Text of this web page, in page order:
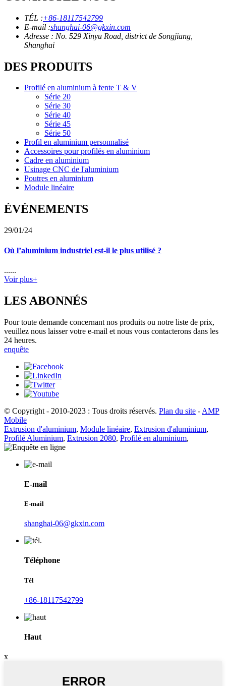
TÉL :+86-18117542799
E-mail :shanghai-06@gkxin.com
Adresse : No. 529 Xinyu Road, district de Songjiang,
Shanghai
DES PRODUITS
Profilé en aluminium à fente T & V
Série 20
Série 30
Série 40
Série 45
Série 50
Profil en aluminium personnalisé
Accessoires pour profilés en aluminium
Cadre en aluminium
Usinage CNC de l'aluminium
Poutres en aluminium
Module linéaire
ÉVÉNEMENTS
29/01/24
Où l’aluminium industriel est-il le plus utilisé ?
......
Voir plus+
LES ABONNÉS
Pour toute demande concernant nos produits ou notre liste de prix,
veuillez nous laisser votre e-mail et nous vous contacterons dans les
24 heures.
enquête
© Copyright - 2010-2023 : Tous droits réservés. Plan du site - AMP
Mobile
Extrusion d'aluminium, Module linéaire, Extrusion d'aluminium,
Profilé Aluminium, Extrusion 2080, Profilé en aluminium,
E-mail
E-mail
shanghai-06@gkxin.com
Téléphone
Tél
+86-18117542799
Haut
x